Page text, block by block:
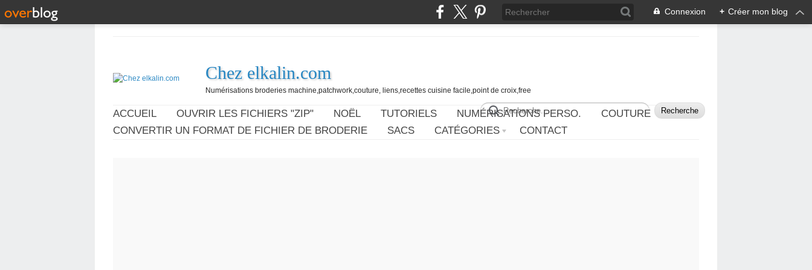
Connexion + Créer mon blog
Chez elkalin.com
Numérisations broderies machine,patchwork,couture, liens,recettes cuisine facile,point de croix,free
ACCUEIL OUVRIR LES FICHIERS "ZIP" NOËL TUTORIELS NUMÉRISATIONS PERSO.
COUTURE
CONVERTIR UN FORMAT DE FICHIER DE BRODERIE
SACS CATÉGORIES CONTACT